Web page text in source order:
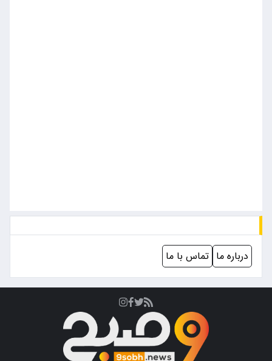
درباره ما تماس با ما